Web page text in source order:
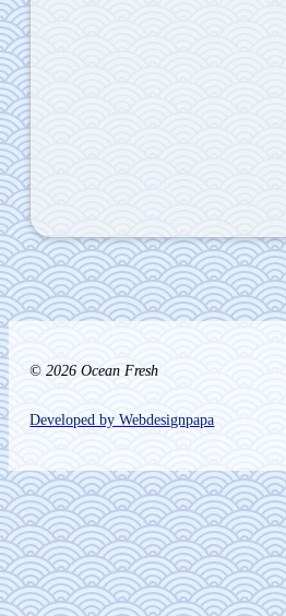
© 2026 Ocean Fresh
Developed by Webdesignpapa